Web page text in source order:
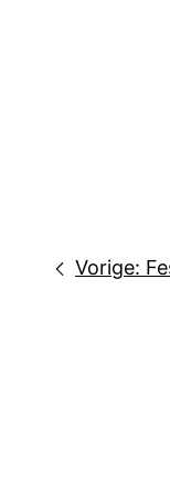
Vorige: